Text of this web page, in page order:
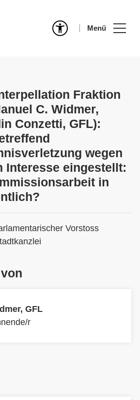
Menü
Fraktion
C. Widmer,
Conzetti, GFL):
wegen
Interesse eingestellt:
in
Vorstoss
GFL
r